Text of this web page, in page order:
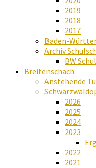
2019
2018
2017
Baden-
Archiv
BW
Breitenschach
Anstehende
2026
2025
2024
2023
2022
2021